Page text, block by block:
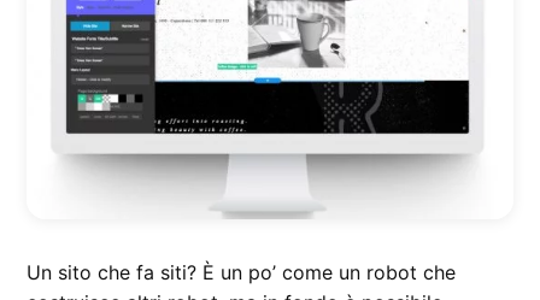
Un sito che fa siti? È un po’ come un robot che